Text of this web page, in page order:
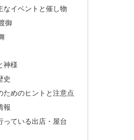
なイベントと催し物
御
神様
史
ためのヒントと注意点
報
っている出店・屋台